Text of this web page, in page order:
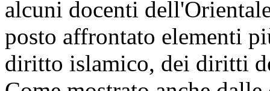
alcuni docenti
posto affrontato elementi
diritto islamico, dei diritti